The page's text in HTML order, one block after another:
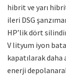
hibrit ve yarı
ileri DSG
HP’lik dört
V lityum iyon
kapatılarak daha
enerji